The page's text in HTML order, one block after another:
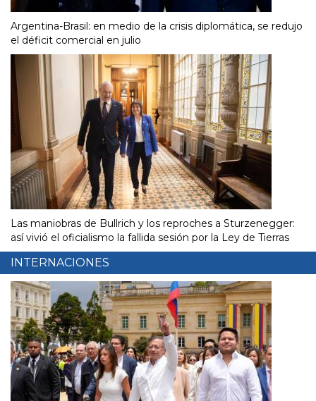
Argentina-Brasil: en medio de la crisis diplomática, se redujo
el déficit comercial en julio
Las maniobras de Bullrich y los reproches a Sturzenegger:
así vivió el oficialismo la fallida sesión por la Ley de Tierras
INTERNACIONES